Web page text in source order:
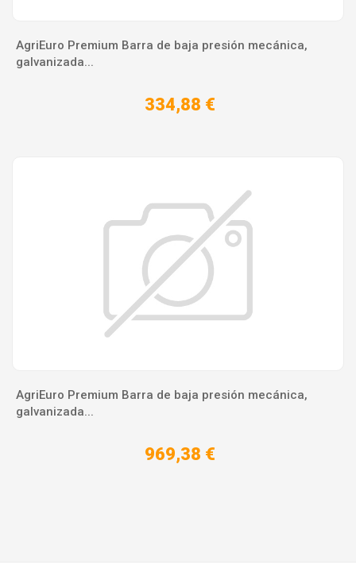
AgriEuro Premium Barra de baja presión mecánica,
galvanizada...
334,88 €
AgriEuro Premium Barra de baja presión mecánica,
galvanizada...
969,38 €